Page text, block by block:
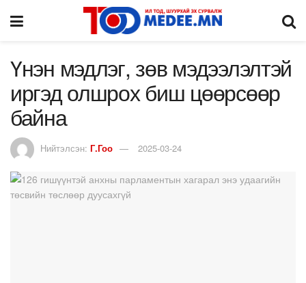
Үнэн мэдлэг, зөв мэдээлэлтэй
иргэд олшрох биш цөөрсөөр
байна
Нийтэлсэн: Г.Гоо 2025-03-24